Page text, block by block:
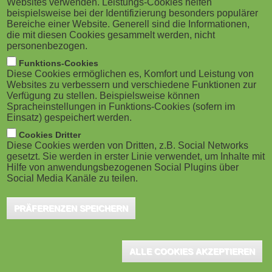
M
o
b
i
l
e
)
Websites verwenden. Leistungs-Cookies helfen
beispielsweise bei der Identifizierung besonders populärer
Bereiche einer Website. Generell sind die Informationen,
die mit diesen Cookies gesammelt werden, nicht
personenbezogen.
Funktions-Cookies
Diese Cookies ermöglichen es, Komfort und Leistung von
Websites zu verbessern und verschiedene Funktionen zur
Verfügung zu stellen. Beispielsweise können
Spracheinstellungen in Funktions-Cookies (sofern im
Einsatz) gespeichert werden.
Cookies Dritter
Diese Cookies werden von Dritten, z.B. Social Networks
gesetzt. Sie werden in erster Linie verwendet, um Inhalte mit
Hilfe von anwendungsbezogenen Social Plugins über
Social Media Kanäle zu teilen.
PRÄFERENZEN SPEICHERN
ALLE COOKIES AKZEPTIEREN